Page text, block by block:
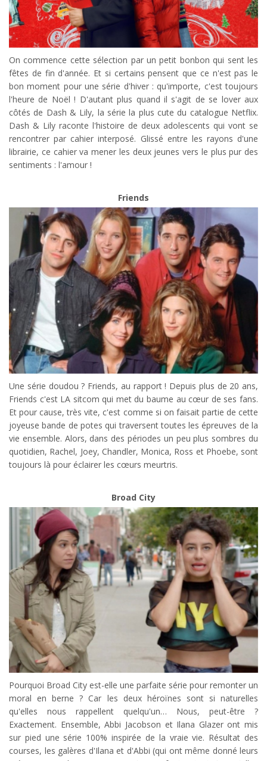
On commence cette sélection par un petit bonbon qui sent les
fêtes de fin d'année. Et si certains pensent que ce n'est pas le
bon moment pour une série d'hiver : qu'importe, c'est toujours
l'heure de Noël ! D'autant plus quand il s'agit de se lover aux
côtés de Dash & Lily, la série la plus cute du catalogue Netflix.
Dash & Lily raconte l'histoire de deux adolescents qui vont se
rencontrer par cahier interposé. Glissé entre les rayons d'une
librairie, ce cahier va mener les deux jeunes vers le plus pur des
sentiments : l'amour !
Friends
Une série doudou ? Friends, au rapport ! Depuis plus de 20 ans,
Friends c'est LA sitcom qui met du baume au cœur de ses fans.
Et pour cause, très vite, c'est comme si on faisait partie de cette
joyeuse bande de potes qui traversent toutes les épreuves de la
vie ensemble. Alors, dans des périodes un peu plus sombres du
quotidien, Rachel, Joey, Chandler, Monica, Ross et Phoebe, sont
toujours là pour éclairer les cœurs meurtris.
Broad City
Pourquoi Broad City est-elle une parfaite série pour remonter un
moral en berne ? Car les deux héroïnes sont si naturelles
qu'elles nous rappellent quelqu'un… Nous, peut-être ?
Exactement. Ensemble, Abbi Jacobson et Ilana Glazer ont mis
sur pied une série 100% inspirée de la vraie vie. Résultat des
courses, les galères d'Ilana et d'Abbi (qui ont même donné leurs